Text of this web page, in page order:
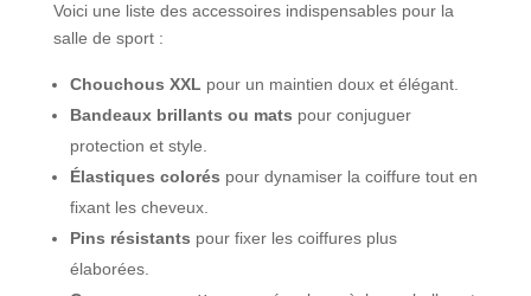
Voici une liste des accessoires indispensables pour la
salle de sport :
Chouchous XXL pour un maintien doux et élégant.
Bandeaux brillants ou mats pour conjuguer
protection et style.
Élastiques colorés pour dynamiser la coiffure tout en
fixant les cheveux.
Pins résistants pour fixer les coiffures plus
élaborées.